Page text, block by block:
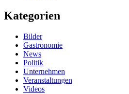
Kategorien
Bilder
Gastronomie
News
Politik
Unternehmen
Veranstaltungen
Videos